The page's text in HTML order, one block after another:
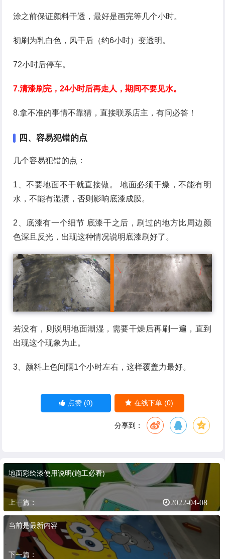
涂之前保证颜料干透，最好是画完等几个小时。
初刷为乳白色，风干后（约6小时）变透明。
72小时后停车。
7.清漆刷完，24小时后再走人，期间不要见水。
8.拿不准的事情不靠猜，直接联系店主，有问必答！
四、容易犯错的点
几个容易犯错的点：
1、不要地面不干就直接做。 地面必须干燥，不能有明
水，不能有湿渍，否则影响底漆成膜。
2、底漆有一个细节 底漆干之后，刷过的地方比周边颜
色深且反光，出现这种情况说明底漆刷好了。
若没有，则说明地面潮湿，需要干燥后再刷一遍，直到
出现这个现象为止。
3、颜料上色间隔1个小时左右，这样覆盖力最好。
点赞(0) 在线下单 (0)
分享到：
地面彩绘漆使用说明(施工必看)
上一篇： 2022-04-08
当前是最新内容
下一篇：